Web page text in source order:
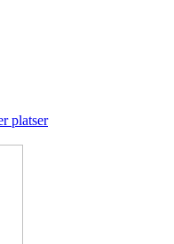
platser